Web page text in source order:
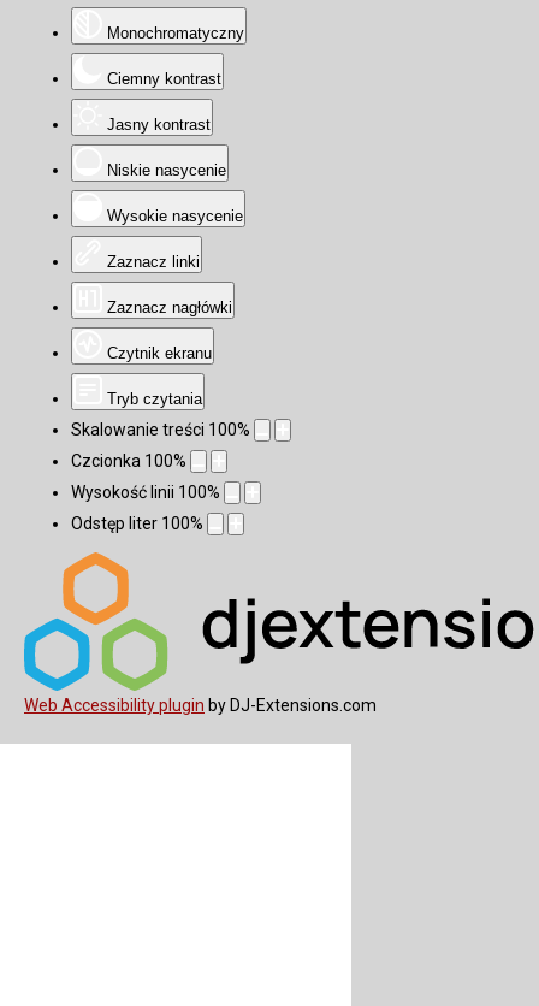
Monochromatyczny
Ciemny kontrast
Jasny kontrast
Niskie nasycenie
Wysokie nasycenie
Zaznacz linki
Zaznacz nagłówki
Czytnik ekranu
Tryb czytania
Skalowanie treści 100%
Czcionka 100%
Wysokość linii 100%
Odstęp liter 100%
Web Accessibility plugin by DJ-Extensions.com